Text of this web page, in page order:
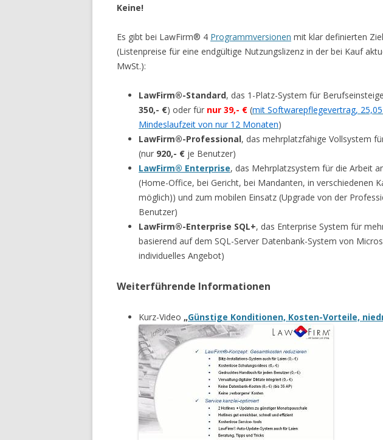
Keine!
Es gibt bei LawFirm® 4 Programmversionen mit klar definierten
(Listenpreise für eine endgültige Nutzungslizenz in der bei Kauf
MwSt.):
LawFirm®-Standard, das 1-Platz-System für
350,- €) oder für nur 39,- € (mit Softwarepflegevertrag,
Mindeslaufzeit von nur 12 Monaten)
LawFirm®-Professional, das mehrplatzfähige Vollsystem
(nur 920,- € je Benutzer)
LawFirm® Enterprise, das Mehrplatzsystem für die Arbeit
(Home-Office, bei Gericht, bei Mandanten, in verschiedenen
möglich)) und zum mobilen Einsatz (Upgrade von der
Benutzer)
LawFirm®-Enterprise SQL+, das Enterprise System für
basierend auf dem SQL-Server Datenbank-System von
individuelles Angebot)
Weiterführende Informationen
Kurz-Video „Günstige Konditionen, Kosten-Vorteile,